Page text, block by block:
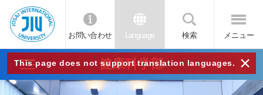
JIU
お問い合わせ Language 検索 メニュー
This page does not support translation languages. ×
健康科学部